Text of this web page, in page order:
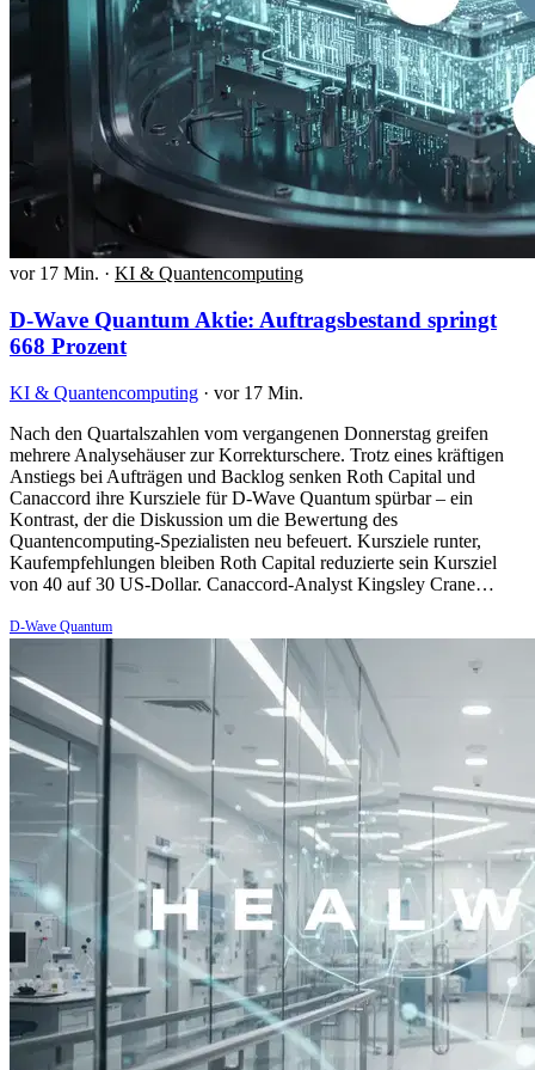
vor 17 Min. · KI & Quantencomputing
D-Wave Quantum Aktie: Auftragsbestand springt
668 Prozent
KI & Quantencomputing · vor 17 Min.
Nach den Quartalszahlen vom vergangenen Donnerstag greifen
mehrere Analysehäuser zur Korrekturschere. Trotz eines kräftigen
Anstiegs bei Aufträgen und Backlog senken Roth Capital und
Canaccord ihre Kursziele für D-Wave Quantum spürbar – ein
Kontrast, der die Diskussion um die Bewertung des
Quantencomputing-Spezialisten neu befeuert. Kursziele runter,
Kaufempfehlungen bleiben Roth Capital reduzierte sein Kursziel
von 40 auf 30 US-Dollar. Canaccord-Analyst Kingsley Crane…
D-Wave Quantum